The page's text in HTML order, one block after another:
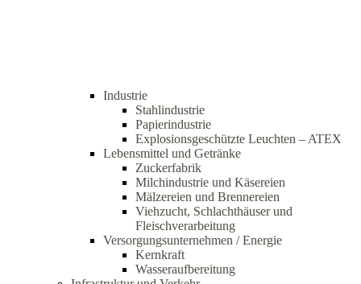
Industrie
Stahlindustrie
Papierindustrie
Explosionsgeschützte Leuchten – ATEX
Lebensmittel und Getränke
Zuckerfabrik
Milchindustrie und Käsereien
Mälzereien und Brennereien
Viehzucht, Schlachthäuser und
Fleischverarbeitung
Versorgungsunternehmen / Energie
Kernkraft
Wasseraufbereitung